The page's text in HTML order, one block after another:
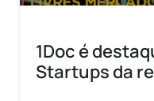
1Doc é
Startups da